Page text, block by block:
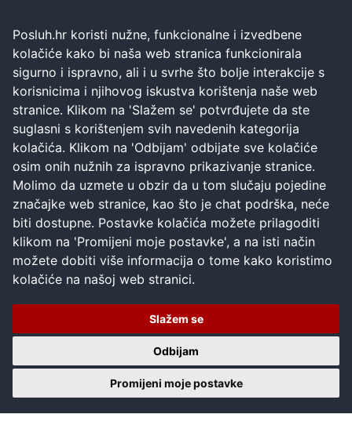
Posluh.hr koristi nužne, funkcionalne i izvedbene
kolačiće kako bi naša web stranica funkcionirala
sigurno i ispravno, ali i u svrhe što bolje interakcije s
korisnicima i njihovog iskustva korištenja naše web
stranice. Klikom na 'Slažem se' potvrđujete da ste
suglasni s korištenjem svih navedenih kategorija
kolačića. Klikom na 'Odbijam' odbijate sve kolačiće
osim onih nužnih za ispravno prikazivanje stranice.
Molimo da uzmete u obzir da u tom slučaju pojedine
značajke web stranice, kao što je chat podrška, neće
biti dostupne. Postavke kolačića možete prilagoditi
klikom na 'Promijeni moje postavke', a na isti način
možete dobiti više informacija o tome kako koristimo
kolačiće na našoj web stranici.
Slažem se
Odbijam
Promijeni moje postavke